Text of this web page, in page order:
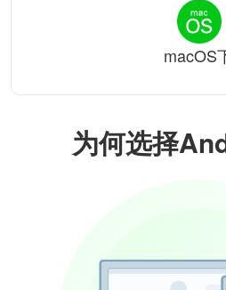
为何选择
macOS